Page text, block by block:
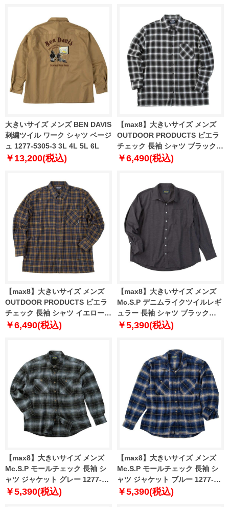
大きいサイズ メンズ BEN DAVIS
刺繍ツイル ワーク シャツ ベージ
ュ 1277-5305-3 3L 4L 5L 6L
￥13,200(税込)
【max8】大きいサイズ メンズ
OUTDOOR PRODUCTS ビエラ
チェック 長袖 シャツ ブラック系
1257-5300-2 3L 4L 5L 6L 8L
￥6,490(税込)
【max8】大きいサイズ メンズ
OUTDOOR PRODUCTS ビエラ
チェック 長袖 シャツ イエロー系
1257-5300-5 3L 4L 5L 6L 8L
￥6,490(税込)
【max8】大きいサイズ メンズ
Mc.S.P デニムライクツイルレギ
ュラー 長袖 シャツ ブラック
1277-5330-2 3L 4L 5L 6L 8L
￥5,390(税込)
【max8】大きいサイズ メンズ
Mc.S.P モールチェック 長袖 シ
ャツ ジャケット グレー 1277-
5331-1 3L 4L 5L 6L 8L
￥5,390(税込)
【max8】大きいサイズ メンズ
Mc.S.P モールチェック 長袖 シ
ャツ ジャケット ブルー 1277-
5331-2 3L 4L 5L 6L 8L
￥5,390(税込)